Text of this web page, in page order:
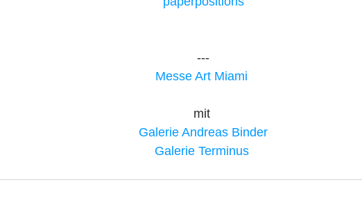
---
Messe Art Miami
mit
Galerie Andreas Binder
Galerie Terminus